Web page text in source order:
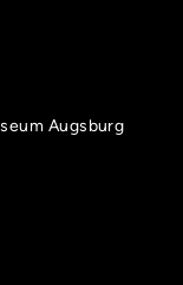
Augsburg